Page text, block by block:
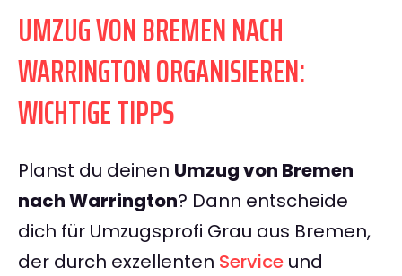
UMZUG VON BREMEN NACH
WARRINGTON ORGANISIEREN:
WICHTIGE TIPPS
Planst du deinen Umzug von Bremen
nach Warrington? Dann entscheide
dich für Umzugsprofi Grau aus Bremen,
der durch exzellenten Service und